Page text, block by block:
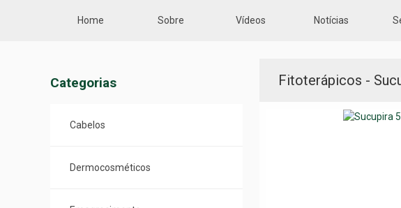
Home Sobre Vídeos Notícias
Categorias
Menu
Categorias
Cabelos
Dermocosméticos
Fitoterápicos -